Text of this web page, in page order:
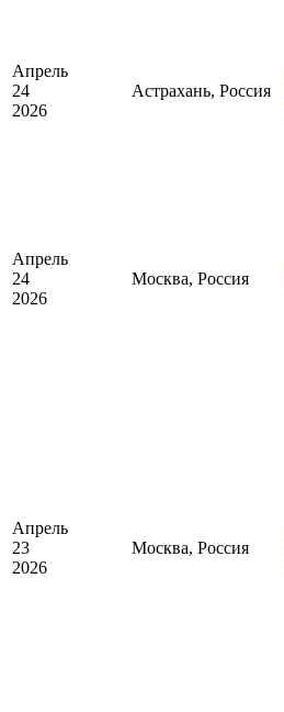
Апрель
24
2026
Астрахань, Россия
Апрель
24
2026
Москва, Россия
Апрель
23
2026
Москва, Россия